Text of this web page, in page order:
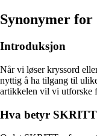
Synonymer
Introduksjon
Når vi løser kryssord
nyttig å ha tilgang til
artikkelen vil vi utforske
Hva betyr